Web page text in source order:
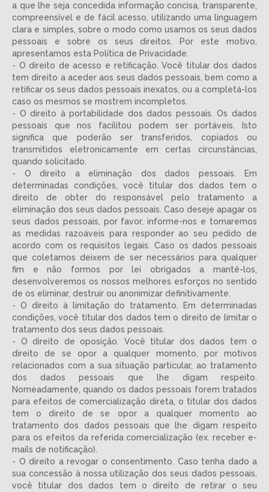
a que lhe seja concedida informação concisa, transparente,
compreensível e de fácil acesso, utilizando uma linguagem
clara e simples, sobre o modo como usamos os seus dados
pessoais e sobre os seus direitos. Por este motivo,
apresentamos esta Política de Privacidade.
- O direito de acesso e retificação. Você titular dos dados
tem direito a aceder aos seus dados pessoais, bem como a
retificar os seus dados pessoais inexatos, ou a completá-los
caso os mesmos se mostrem incompletos.
- O direito à portabilidade dos dados pessoais. Os dados
pessoais que nos facilitou podem ser portáveis. Isto
significa que poderão ser transferidos, copiados ou
transmitidos eletronicamente em certas circunstâncias,
quando solicitado.
- O direito a eliminação dos dados pessoais. Em
determinadas condições, você titular dos dados tem o
direito de obter do responsável pelo tratamento a
eliminação dos seus dados pessoais. Caso deseje apagar os
seus dados pessoais, por favor, informe-nos e tomaremos
as medidas razoáveis para responder ao seu pedido de
acordo com os requisitos legais. Caso os dados pessoais
que coletamos deixem de ser necessários para qualquer
fim e não formos por lei obrigados a mantê-los,
desenvolveremos os nossos melhores esforços no sentido
de os eliminar, destruir ou anonimizar definitivamente.
- O direito à limitação do tratamento. Em determinadas
condições, você titular dos dados tem o direito de limitar o
tratamento dos seus dados pessoais.
- O direito de oposição. Você titular dos dados tem o
direito de se opor a qualquer momento, por motivos
relacionados com a sua situação particular, ao tratamento
dos dados pessoais que lhe digam respeito.
Nomeadamente, quando os dados pessoais forem tratados
para efeitos de comercialização direta, o titular dos dados
tem o direito de se opor a qualquer momento ao
tratamento dos dados pessoais que lhe digam respeito
para os efeitos da referida comercialização (ex. receber e-
mails de notificação).
- O direito a revogar o consentimento. Caso tenha dado a
sua concessão à nossa utilização dos seus dados pessoais,
você titular dos dados tem o direito de retirar o seu